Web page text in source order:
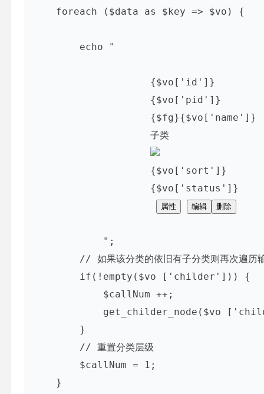
foreach ($data as $key => $vo) {
echo "
{$vo['id']}
{$vo['pid']}
{$fg}{$vo['name']}
子类
{$vo['sort']}
{$vo['status']}
属性 编辑 删除
";
// 如果该分类的依旧有子分类则再次遍历
if(!empty($vo ['childer'])) {
$callNum ++;
get_childer_node($vo
}
// 重置分类层级
$callNum = 1;
}